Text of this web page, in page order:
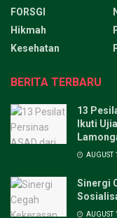
FORSGI
Hikmah
Kesehatan
BERITA TERBARU
13
Ikuti
AUGUST
Sinergi
AUGUST